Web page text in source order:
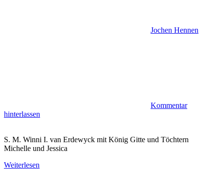
Jochen Hennen
Kommentar
hinterlassen
S. M. Winni I. van Erdewyck mit König Gitte und Töchtern
Michelle und Jessica
Weiterlesen